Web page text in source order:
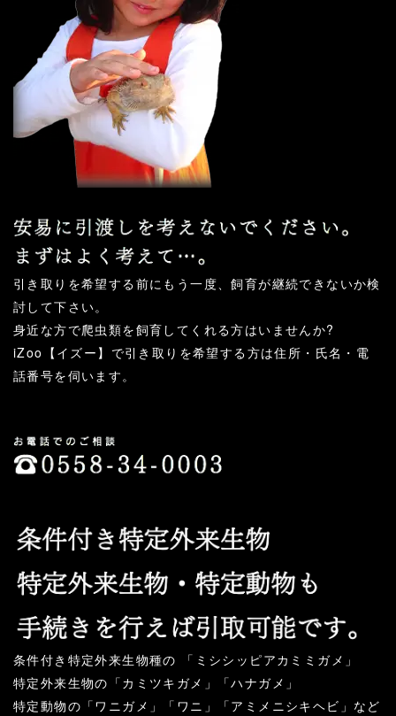
引き取りを希望する前にもう一度、飼育が継続できないか検
討して下さい。
身近な方で爬虫類を飼育してくれる方はいませんか?
iZoo【イズー】で引き取りを希望する方は住所・氏名・電
話番号を伺います。
条件付き特定外来生物種の 「ミシシッピアカミミガメ」
特定外来生物の「カミツキガメ」「ハナガメ」
特定動物の「ワニガメ」「ワニ」「アミメニシキヘビ」など